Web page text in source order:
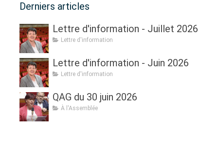
Derniers articles
Lettre d'information - Juillet 2026
Lettre d'information
Lettre d'information - Juin 2026
Lettre d'information
QAG du 30 juin 2026
À l'Assemblée